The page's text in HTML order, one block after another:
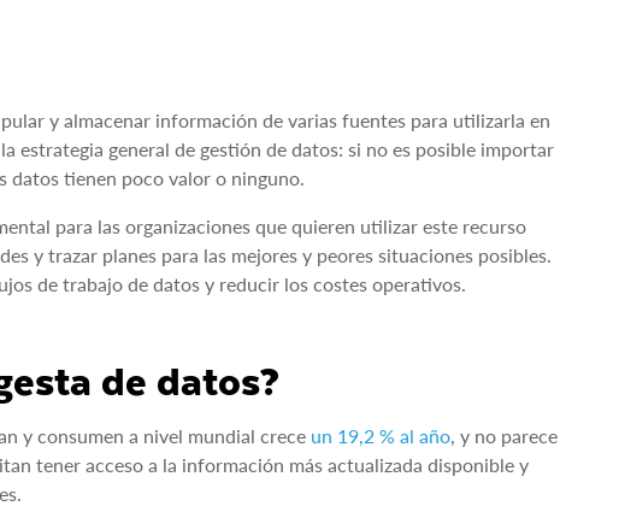
y almacenar información de varias fuentes para utilizarla en
estrategia general de gestión de datos: si no es posible importar
datos tienen poco valor o ninguno.
para las organizaciones que quieren utilizar este recurso
y trazar planes para las mejores y peores situaciones posibles.
de trabajo de datos y reducir los costes operativos.
de datos?
y consumen a nivel mundial crece un 19,2 % al año, y no parece
tener acceso a la información más actualizada disponible y